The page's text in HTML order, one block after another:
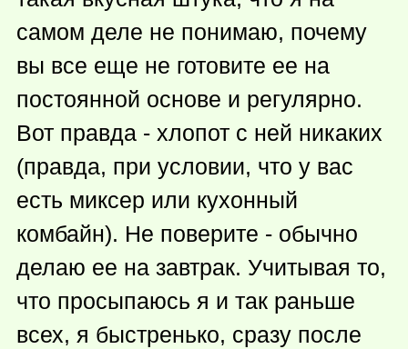
самом деле не понимаю, почему
вы все еще не готовите ее на
постоянной основе и регулярно.
Вот правда - хлопот с ней никаких
(правда, при условии, что у вас
есть миксер или кухонный
комбайн). Не поверите - обычно
делаю ее на завтрак. Учитывая то,
что просыпаюсь я и так раньше
всех, я быстренько, сразу после